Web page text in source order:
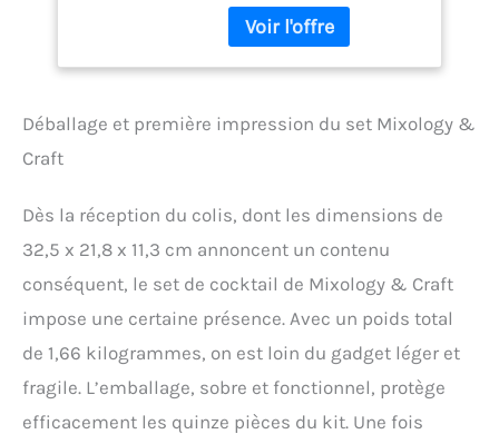
pour créer des cocktails
comme un pro, que ce soit
inoxydable de 680,4 g
bar en spirale, double
doseur (28,3 g et 1,2 g), 3
pilon, tire-bouchon,
décapsuleur, zesteur de
pince à glace et un élégant
support en bambou, cet
fonctionnalité et
Déballage et première impression du set Mixology &
Craft
Dès la réception du colis, dont les dimensions de
32,5 x 21,8 x 11,3 cm annoncent un contenu
conséquent, le set de cocktail de Mixology & Craft
impose une certaine présence. Avec un poids total
de 1,66 kilogrammes, on est loin du gadget léger et
fragile. L’emballage, sobre et fonctionnel, protège
efficacement les quinze pièces du kit. Une fois